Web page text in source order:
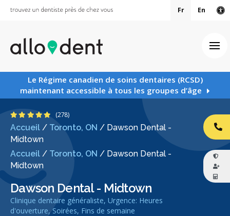
Fr En
Le Régime canadien de soins dentaires (RCSD)
maintenant accessible à tous les groupes d’âge
Accueil / Toronto, ON / Dawson Dental -
Midtown
Accueil / Toronto, ON / Dawson Dental -
Midtown
Dawson Dental - Midtown
Clinique dentaire généraliste, Urgence: Heures
d'ouverture, Soirées, Fins de semaine
4.9 étoiles
(278)